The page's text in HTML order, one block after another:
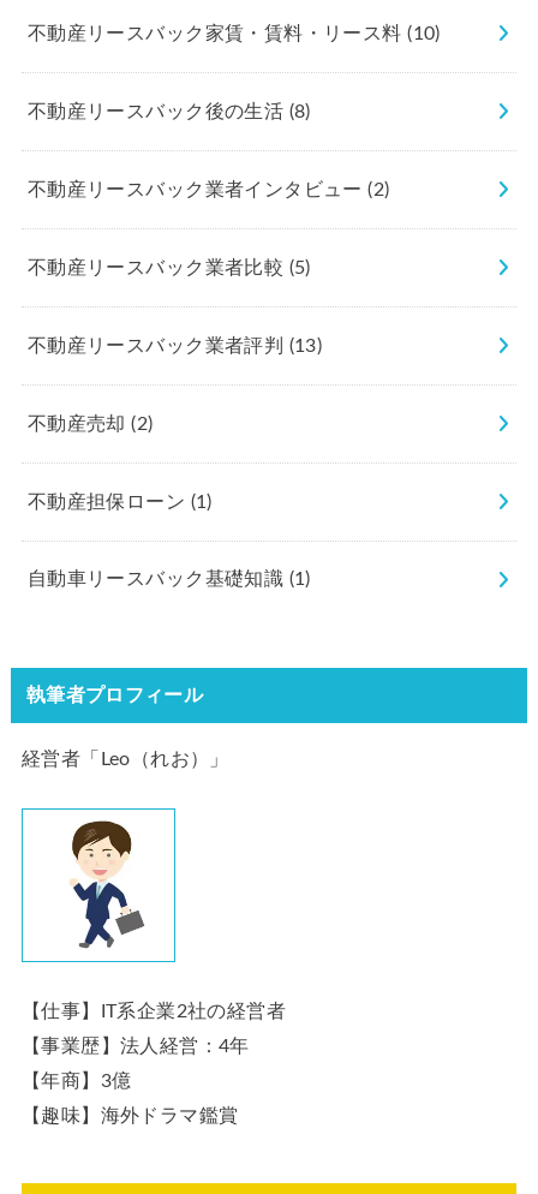
不動産リースバック家賃・賃料・リース料(10)
不動産リースバック後の生活 (8)
不動産リースバック業者インタビュー(2)
不動産リースバック業者比較 (5)
不動産リースバック業者評判 (13)
不動産売却(2)
不動産担保ローン (1)
自動車リースバック基礎知識 (1)
執筆者プロフィール
経営者「Leo（れお）」
【仕事】IT系企業2社の経営者
【事業歴】法人経営：4年
【年商】3億
【趣味】海外ドラマ鑑賞